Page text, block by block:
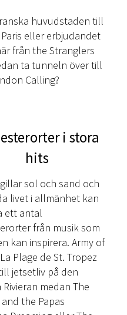
huvudstaden till
eller erbjudandet
från the Stranglers
ta tunneln över till
Calling?
i stora
hits
sol och sand och
livet i allmänhet kan
ett antal
från musik som
kan inspirera. Army of
Plage de St. Tropez
jetsetliv på den
medan The
and the Papas